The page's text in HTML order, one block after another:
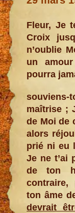
Fleur, Je
Croix
n’oublie
un
pourra
maîtrise ;
de Moi de
alors
prié ni eu
Je ne t’ai
de ton
contraire,
ton âme
devrait